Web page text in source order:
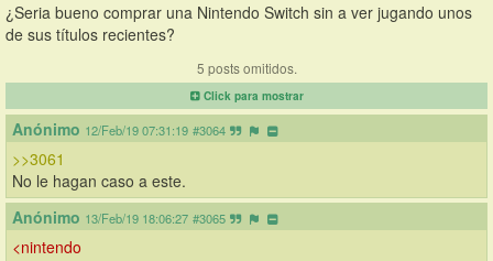
¿Seria bueno comprar una Nintendo Switch sin a ver jugando unos
de sus títulos recientes?
5 posts omitidos.
Click para mostrar
Anónimo 12/Feb/19 07:31:19 #3064
>>3061
No le hagan caso a este.
Anónimo 13/Feb/19 18:06:27 #3065
<nintendo